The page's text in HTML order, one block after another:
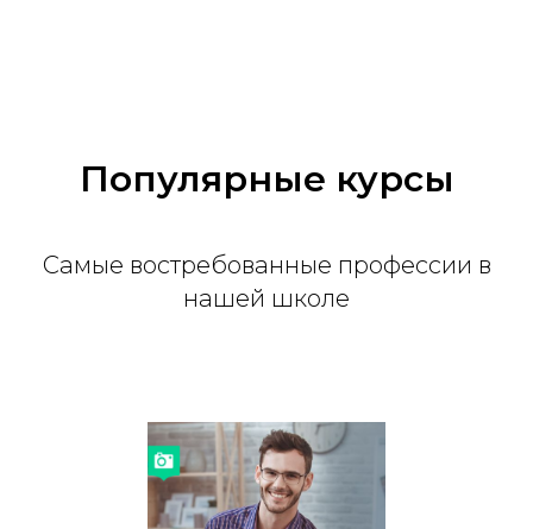
Популярные курсы
Самые востребованные профессии в
нашей школе